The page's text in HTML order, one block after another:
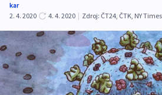
kar
2. 4. 2020
4. 4. 2020 | Zdroj: ČT24, ČTK, NY Times